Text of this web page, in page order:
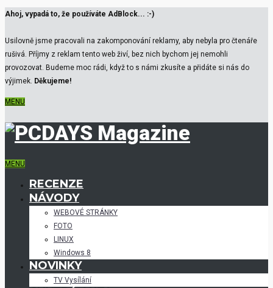
Ahoj, vypadá to, že používáte AdBlock... :-)
Usilovně jsme pracovali na zakomponování reklamy, aby nebyla pro čtenáře
rušivá. Příjmy z reklam tento web živí, bez nich bychom jej nemohli
provozovat. Budeme moc rádi, když to s námi zkusíte a přidáte si nás do
výjimek. Děkujeme!
MENU
MENU
RECENZE
NÁVODY
WEBOVÉ STRÁNKY
FOTO
LINUX
Windows 8
NOVINKY
TV Vysílání